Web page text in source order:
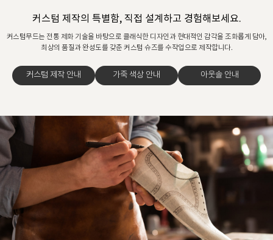
커스텀 제작의 특별함, 직접 설계하고 경험해보세요.
커스텀무드는 전통 제화 기술을 바탕으로 클래식한 디자인과 현대적인 감각을 조화롭게 담아,
최상의 품질과 완성도를 갖춘 커스텀 슈즈를 수작업으로 제작합니다.
커스텀 제작 안내 가죽 색상 안내 아웃솔 안내